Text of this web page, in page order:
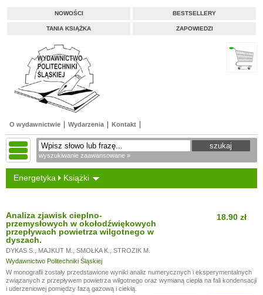
NOWOŚCI BESTSELLERY
TANIA KSIĄŻKA ZAPOWIEDZI
O wydawnictwie Wydarzenia Kontakt
wyszukiwanie zaawansowane »
Energetyka Książki
Analiza zjawisk cieplno-
przemysłowych w okołodźwiękowych
przepływach powietrza wilgotnego w
dyszach.
DYKAS S. MAJKUT M. SMOŁKA K.
STROZIK M.
Wydawnictwo Politechniki Śląskiej
18.90 zł
W monografii zostały przedstawione wyniki analiz numerycznych i eksperymentalnych
związanych z przepływem powietrza wilgotnego oraz wymianą ciepła na fali kondensacji
i uderzeniowej pomiędzy fazą gazową i ciekłą.